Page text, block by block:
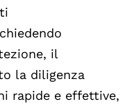
il
la diligenza
rapide e effettive,